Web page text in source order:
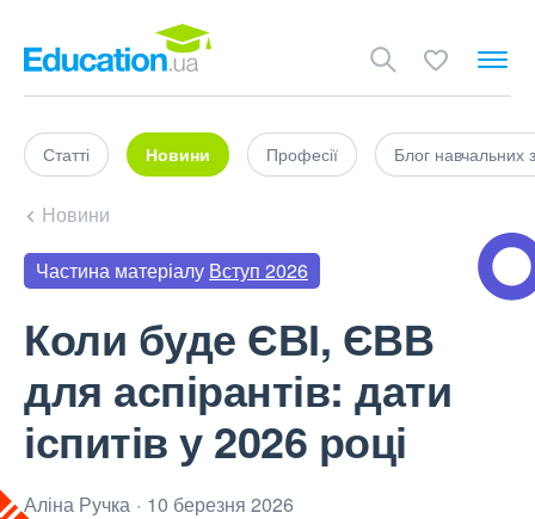
Статті Новини Професії Блог навчальних
Новини
Частина матеріалу Вступ 2026
Коли буде ЄВІ, ЄВВ
для аспірантів: дати
іспитів у 2026 році
Аліна Ручка
10 березня 2026